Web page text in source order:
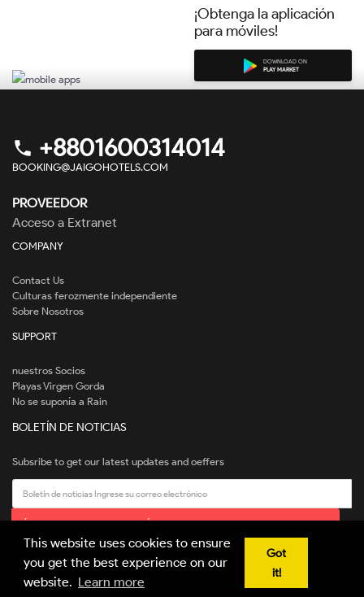
¡Obtenga la aplicación
para móviles!
DOWNLOAD ON
PLAY MARKET
phone +8801600314014
BOOKING@JAIGOHOTELS.COM
PROVEEDOR
Acceso a Extranet
COMPANY
Contact Us
Culturas ferozmente independiente
Sobre Nosotros
SUPPORT
nuestros Socios
Playas Virgen Gorda
No se suponía a Rain
BOLETÍN DE NOTICIAS
Subsribe to get our latest updates and oeffers
ÚNASE A NUESTRO BOLETÍN PARA MANTENERSE ACTUALIZADO.
© All Rights Reserved by JAIGO TEAM
This website uses cookies to ensure
you get the best experience on our
website. Learn more
Got
it!